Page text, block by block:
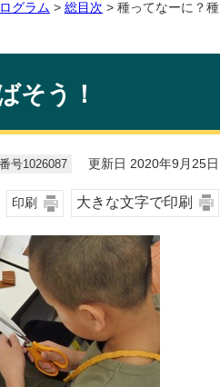
グラム > 総目次 > 種ってなーに？種
そう！
号1026087 更新日 2020年9月25日
印刷 大きな文字で印刷